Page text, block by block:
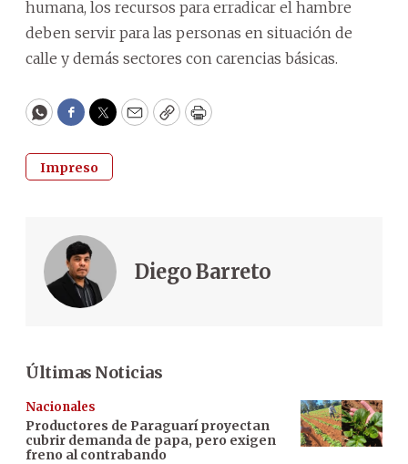
humana, los recursos para erradicar el hambre
deben servir para las personas en situación de
calle y demás sectores con carencias básicas.
WhatsApp
Facebook
Twitter
EmailCopyPrint
Impreso
Diego Barreto
Últimas Noticias
Nacionales
Productores de Paraguarí proyectan
cubrir demanda de papa, pero exigen
freno al contrabando